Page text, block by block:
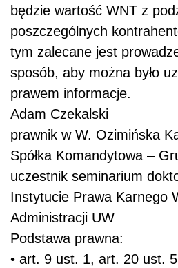
będzie wartość WNT z
poszczególnych
tym zalecane jest
sposób, aby można było
prawem informacje.
Adam Czekalski
prawnik w W. Ozimińska
Spółka Komandytowa –
uczestnik seminarium
Instytucie Prawa Karnego
Administracji UW
Podstawa prawna:
• art. 9 ust. 1, art. 20 ust.